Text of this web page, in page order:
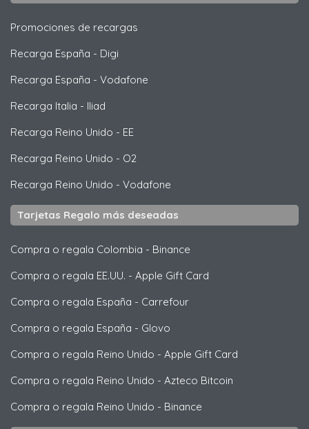
Promociones de recargas
Recarga España - Digi
Recarga España - Vodafone
Recarga Italia - Iliad
Recarga Reino Unido - EE
Recarga Reino Unido - O2
Recarga Reino Unido - Vodafone
Tarjetas Regalo más deseadas
Compra o regala Colombia - Binance
Compra o regala EE.UU. - Apple Gift Card
Compra o regala España - Carrefour
Compra o regala España - Glovo
Compra o regala Reino Unido - Apple Gift Card
Compra o regala Reino Unido - Azteco Bitcoin
Compra o regala Reino Unido - Binance